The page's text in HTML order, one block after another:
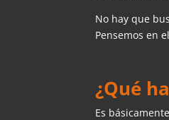
No hay que
Pensemos en
¿Qué
Es